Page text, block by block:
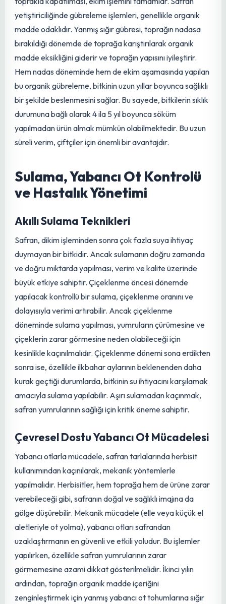
araştırmalar, en az 15-20 mm çapındaki soğanların daha
yüksek çiçek verimi sağladığını ve soğan çapındaki artışın,
çiçek verimini de orantılı olarak artırdığını ortaya
koymaktadır. Bu nedenle, kaliteli ve iri yumru seçimi,
hasat için ilk adımdır.
Organik Gübrelemenin Gücü
Ekim işleminden sonra, yumruların üzeri tamamen yanmış
sığır gübresi ile örtülmelidir. Gübrenin 8-10 cm derinliği
doldurması ve ardından birkaç santimetrelik kısmın
yetiştiriciliğinde gübreleme işlemleri, genellikle organik
madde odaklıdır. Yanmış sığır gübresi, toprağın nadasa
madde eksikliğini giderir ve toprağın yapısını iyileştirir.
bu organik gübreleme, bitkinin uzun yıllar boyunca sağlıklı
bir şekilde beslenmesini sağlar. Bu sayede, bitkilerin sıklık
durumuna bağlı olarak 4 ila 5 yıl boyunca söküm
yapılmadan ürün almak mümkün olabilmektedir. Bu uzun
süreli verim, çiftçiler için önemli bir avantajdır.
Sulama, Yabancı Ot Kontrolü
ve Hastalık Yönetimi
Akıllı Sulama Teknikleri
Safran, dikim işleminden sonra çok fazla suya ihtiyaç
ve doğru miktarda yapılması, verim ve kalite üzerinde
büyük etkiye sahiptir. Çiçeklenme öncesi dönemde
yapılacak kontrollü bir sulama, çiçeklenme oranını ve
dolayısıyla verimi artırabilir. Ancak çiçeklenme
döneminde sulama yapılması, yumruların çürümesine ve
çiçeklerin zarar görmesine neden olabileceği için
kesinlikle kaçınılmalıdır. Çiçeklenme dönemi sona erdikten
sonra ise, özellikle ilkbahar aylarının beklenenden daha
kurak geçtiği durumlarda, bitkinin su ihtiyacını karşılamak
amacıyla sulama yapılabilir. Aşırı sulamadan kaçınmak,
safran yumrularınınsağlığı için kritik öneme sahiptir.